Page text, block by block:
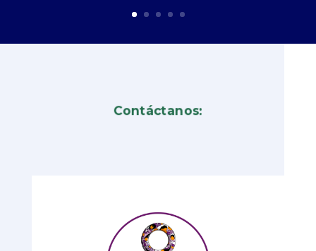
Contáctanos: